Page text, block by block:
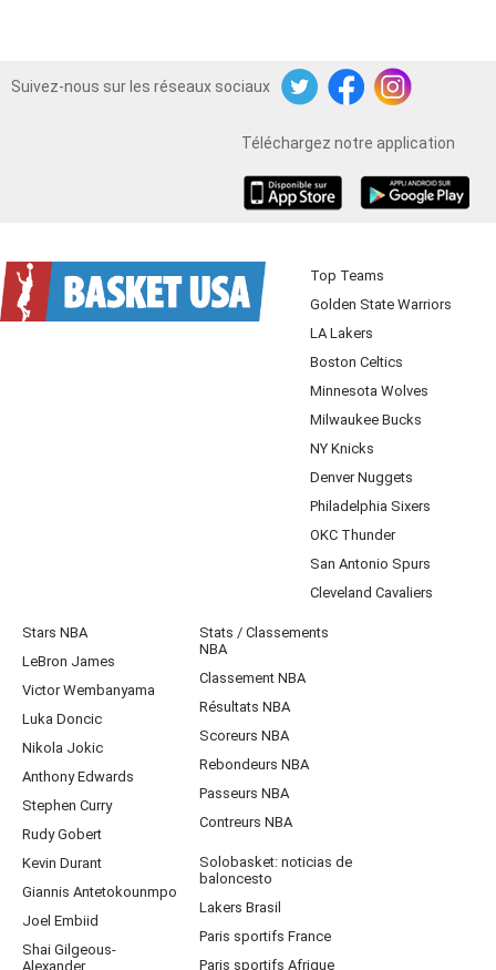
Suivez-nous sur les réseaux sociaux
TwitterFacebookInstagram
Téléchargez notre application
Top Teams
Golden State Warriors
LA Lakers
Boston Celtics
Minnesota Wolves
Milwaukee Bucks
NY Knicks
Denver Nuggets
Philadelphia Sixers
OKC Thunder
San Antonio Spurs
Cleveland Cavaliers
Stars NBA
LeBron James
Victor Wembanyama
Luka Doncic
Nikola Jokic
Anthony Edwards
Stephen Curry
Rudy Gobert
Kevin Durant
Giannis Antetokounmpo
Joel Embiid
Shai Gilgeous-
Alexander
Stats / Classements
NBA
Classement NBA
Résultats NBA
Scoreurs NBA
Rebondeurs NBA
Passeurs NBA
Contreurs NBA
Solobasket: noticias de
baloncesto
Lakers Brasil
Paris sportifs France
Paris sportifs Afrique